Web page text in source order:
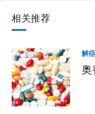
相关推荐
解
奥